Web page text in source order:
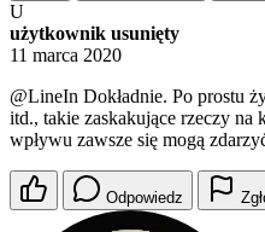
U
użytkownik usunięty
11 marca 2020
@LineIn Dokładnie. Po prostu
itd., takie zaskakujące rzeczy na
wpływu zawsze się mogą
Odpowiedz